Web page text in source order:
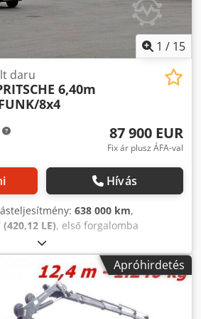
1 / 15
daru
6,40m
8x4
87 900 EUR
Fix ár plusz ÁFA-val
Hívás
638 000 km,
LE), első forgalomba
3 tengely, szín:piros,
, raktér hossza:6 400 mm,
2 470 mm, raktérmagasság:
,
ABS, daru,
FM 420 / 8x4 Billenőplatós 6,40 m
Apróhirdetés